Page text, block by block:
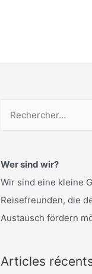
h
e
r
c
r
Wer sind wir?
Wir sind eine kleine
Reisefreunden, die
Austausch fördern
Articles